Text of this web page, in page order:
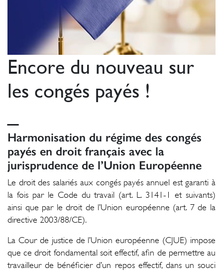
Encore du nouveau sur
les congés payés !
Harmonisation du régime des congés
payés en droit français avec la
jurisprudence de l’Union Européenne
Le droit des salariés aux congés payés annuel est garanti à
la fois par le Code du travail (art. L. 3141-1 et suivants)
ainsi que par le droit de l’Union européenne (art. 7 de la
directive 2003/88/CE).
La Cour de justice de l’Union européenne (CJUE) impose
que ce droit fondamental soit effectif, afin de permettre au
travailleur de bénéficier d’un repos effectif, dans un souci